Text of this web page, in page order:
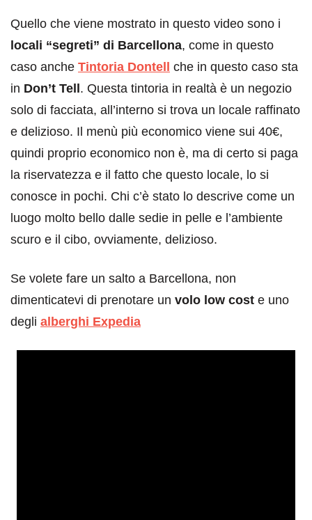
Quello che viene mostrato in questo video sono i
locali “segreti” di Barcellona, come in questo
caso anche Tintoria Dontell
che in questo caso sta
in Don’t Tell . Questa tintoria in realtà è un negozio
solo di facciata, all’interno si trova un locale raffinato
e delizioso. Il menù più economico viene sui 40€,
quindi proprio economico non è, ma di certo si paga
la riservatezza e il fatto che questo locale, lo si
conosce in pochi. Chi c’è stato lo descrive come un
luogo molto bello dalle sedie in pelle e l’ambiente
scuro e il cibo, ovviamente, delizioso.
Se volete fare un salto a Barcellona, non
dimenticatevi di prenotare un volo low cost e uno
degli alberghi Expedia